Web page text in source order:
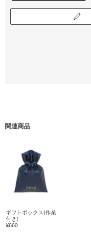
関連商品
ギフトボックス(作業
付き)
¥660